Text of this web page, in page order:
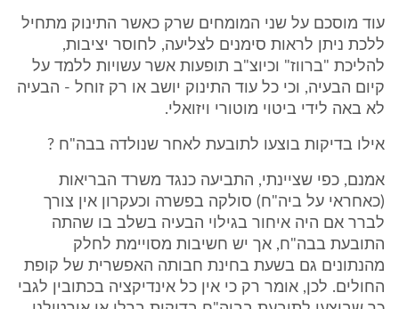
עוד מוסכם על שני המומחים שרק כאשר התינוק מתחיל
ללכת ניתן לראות סימנים לצליעה, לחוסר יציבות,
להליכת "ברווז" וכיוצ"ב תופעות אשר עשויות ללמד על
קיום הבעיה, וכי כל עוד התינוק יושב או רק זוחל - הבעיה
לא באה לידי ביטוי מוטורי ויזואלי.
אילו בדיקות בוצעו לתובעת לאחר שנולדה בבה"ח ?
אמנם, כפי שציינתי, התביעה כנגד משרד הבריאות
(כאחראי על ביה"ח) סולקה בפשרה וכעקרון אין צורך
לברר אם היה איחור בגילוי הבעיה בשלב בו שהתה
התובעת בבה"ח, אך יש חשיבות מסויימת לחלק
מהנתונים גם בשעת בחינת חבותה האפשרית של קופת
החולים. לכן, אומר רק כי אין כל אינדיקציה בכתובין לגבי